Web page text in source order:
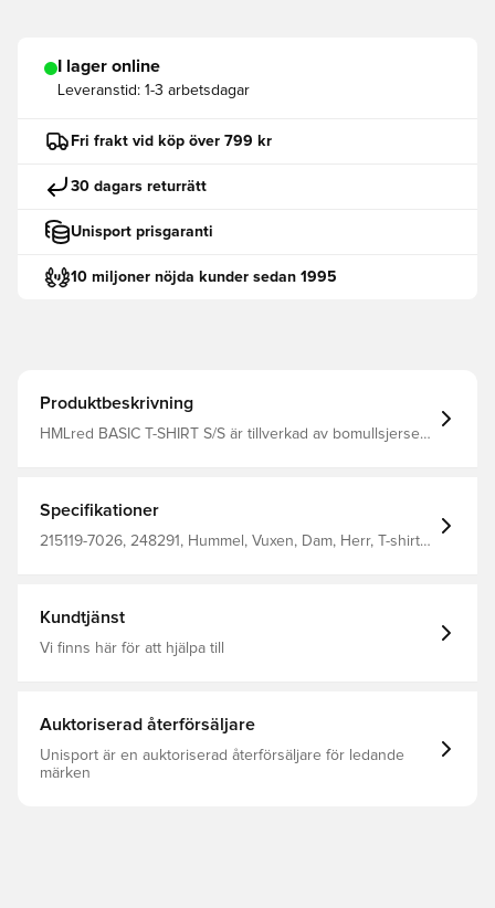
I lager online
Leveranstid: 1-3 arbetsdagar
Fri frakt vid köp över 799 kr
30 dagars returrätt
Unisport prisgaranti
10 miljoner nöjda kunder sedan 1995
Produktbeskrivning
HMLred BASIC T-SHIRT S/S är tillverkad av bomullsjersey
Specifikationer
215119-7026, 248291, Hummel, Vuxen, Dam, Herr, T-shirts,
Kundtjänst
Vi finns här för att hjälpa till
Auktoriserad återförsäljare
Unisport är en auktoriserad återförsäljare för ledande
märken